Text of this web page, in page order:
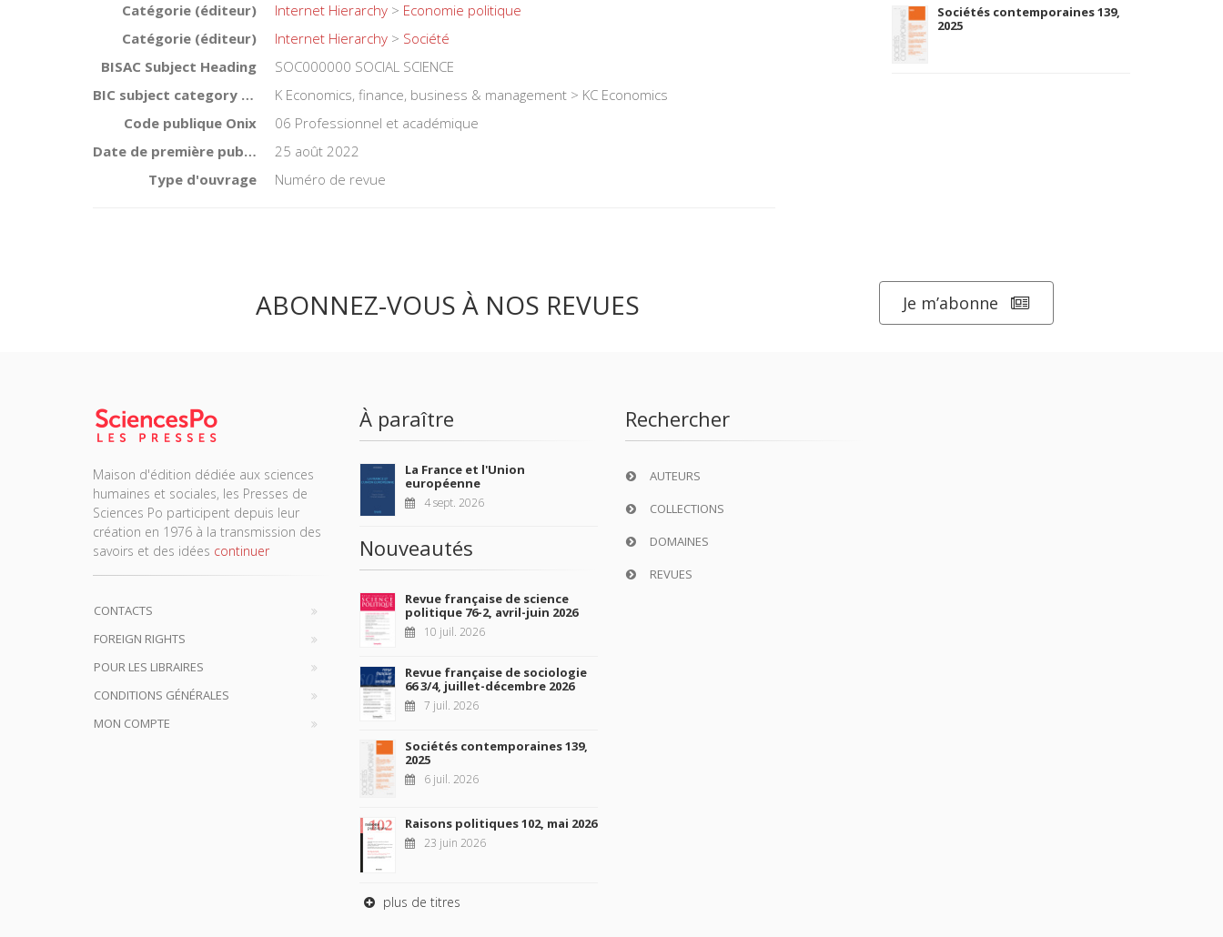
Catégorie (éditeur)
Internet Hierarchy > Economie politique
Catégorie (éditeur)
Internet Hierarchy > Société
BISAC Subject Heading
SOC000000 SOCIAL SCIENCE
BIC subject category (UK)
K Economics, finance, business & management > KC Economics
Code publique Onix
06 Professionnel et académique
Date de première publication du titre
25 août 2022
Type d'ouvrage
Numéro de revue
Sociétés contemporaines 139,
2025
ABONNEZ-VOUS À NOS REVUES Je m’abonne
Maison d'édition dédiée aux sciences
humaines et sociales, les Presses de
Sciences Po participent depuis leur
création en 1976 à la transmission des
savoirs et des idées continuer
CONTACTS
FOREIGN RIGHTS
POUR LES LIBRAIRES
CONDITIONS GÉNÉRALES
MON COMPTE
À paraître
La France et l'Union
européenne
4 sept. 2026
Nouveautés
Revue française de science
politique 76-2, avril-juin 2026
10 juil. 2026
Revue française de sociologie
66 3/4, juillet-décembre 2026
7 juil. 2026
Sociétés contemporaines 139,
2025
6 juil. 2026
Raisons politiques 102, mai 2026
23 juin 2026
plus de titres
Rechercher
AUTEURS
COLLECTIONS
DOMAINES
REVUES